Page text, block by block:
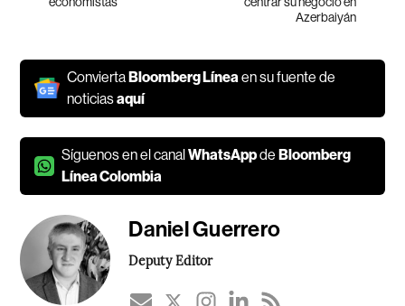
Azerbaiyán
ConviertaBloomberg Línea en su fuente de
noticiasaquí
Síguenos en el canalWhatsAppdeBloomberg
Línea Colombia
Daniel Guerrero
Deputy Editor